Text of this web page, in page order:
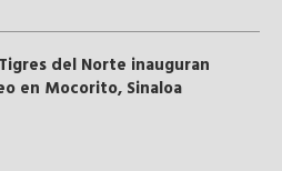
del Norte inauguran
en Mocorito, Sinaloa